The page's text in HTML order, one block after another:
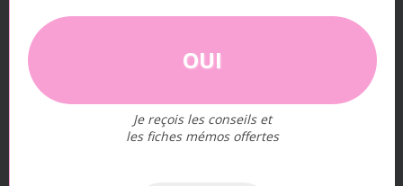
anesthésiantes pendant un tatouage en allaitant ?
OUI
Je reçois les conseils et
les fiches mémos offertes